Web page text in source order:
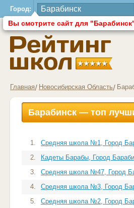
Город:
Вы смотрите сайт для
Главная Новосибирская Область
Барабинск — топ
1.
Средняя школа №1, Город
2.
Кадеты Барабы, Город
3.
Средняя школа №47, Город
4.
Средняя школа №3, Город
5.
Средняя школа №2, Город